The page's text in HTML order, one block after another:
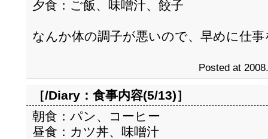
夕食：ご飯、味噌汁、餃子
なんか体の調子が悪いので、早めに仕
Posted at
［/Diary： 食事内容(5/13)］
朝食：パン、コーヒー
昼食：カツ丼、味噌汁